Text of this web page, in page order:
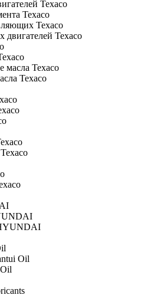
Texaco
Texaco
Texaco
двигателей Texaco
масла Texaco
Texaco
Oil